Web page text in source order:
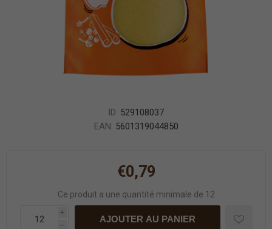
ID: 529108037
EAN: 5601319044850
€0,79
Ce produit a une quantité minimale de 12
i
h
AJOUTER AU PANIER